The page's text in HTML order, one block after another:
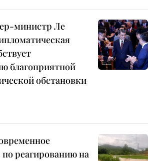
министр Ле
благоприятной
обстановки
реагированию на